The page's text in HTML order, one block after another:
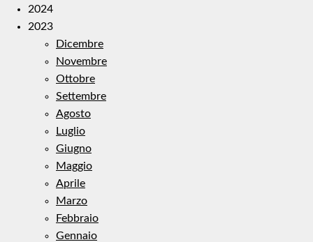
2024
2023
Dicembre
Novembre
Ottobre
Settembre
Agosto
Luglio
Giugno
Maggio
Aprile
Marzo
Febbraio
Gennaio